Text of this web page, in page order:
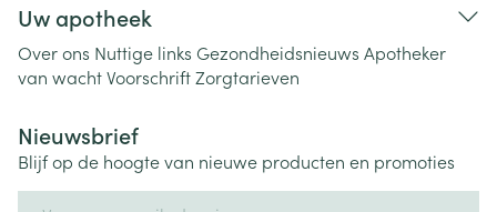
Uw apotheek
Over ons Nuttige links Gezondheidsnieuws Apotheker
van wachtVoorschriftZorgtarieven
Nieuwsbrief
Blijf op de hoogte van nieuwe producten en promoties